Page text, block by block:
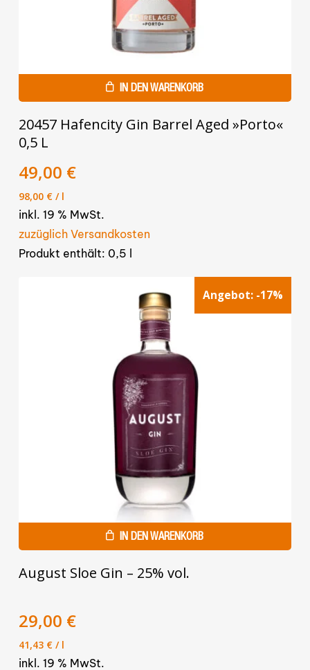
IN DEN WARENKORB
20457 Hafencity Gin Barrel Aged »Porto«
0,5 L
49,00 €
98,00 €/ l
inkl. 19 % MwSt.
zuzüglich Versandkosten
Produkt enthält: 0,5
Angebot: -17%
IN DEN WARENKORB
August Sloe Gin – 25% vol.
Ursprünglicher
Preis
war:
29,00 €Aktueller
ist:
41,43 €/ l
inkl. 19 % MwSt.